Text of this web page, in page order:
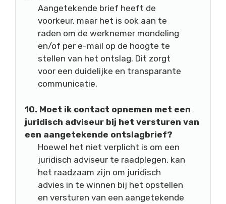
Aangetekende brief heeft de
voorkeur, maar het is ook aan te
raden om de werknemer mondeling
en/of per e-mail op de hoogte te
stellen van het ontslag. Dit zorgt
voor een duidelijke en transparante
communicatie.
10. Moet ik contact opnemen met een
juridisch adviseur bij het versturen van
een aangetekende ontslagbrief?
Hoewel het niet verplicht is om een
juridisch adviseur te raadplegen, kan
het raadzaam zijn om juridisch
advies in te winnen bij het opstellen
en versturen van een aangetekende